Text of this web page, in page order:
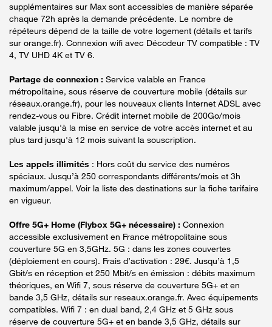
supplémentaires sur Max sont accessibles de manière séparée
chaque 72h après la demande précédente. Le nombre de
répéteurs dépend de la taille de votre logement (détails et tarifs
sur orange.fr). Connexion wifi avec Décodeur TV compatible : TV
4, TV UHD 4K et TV 6.
Partage de connexion : Service valable en France
métropolitaine, sous réserve de couverture mobile (détails sur
réseaux.orange.fr), pour les nouveaux clients Internet ADSL avec
rendez-vous ou Fibre. Crédit internet mobile de 200Go/mois
valable jusqu'à la mise en service de votre accès internet et au
plus tard jusqu'à 12 mois suivant la souscription.
Les appels illimités : Hors coût du service des numéros
spéciaux. Jusqu’à 250 correspondants différents/mois et 3h
maximum/appel. Voir la liste des destinations sur la fiche tarifaire
en vigueur.
Offre 5G+ Home (Flybox 5G+ nécessaire) : Connexion
accessible exclusivement en France métropolitaine sous
couverture 5G en 3,5GHz. 5G : dans les zones couvertes
(déploiement en cours). Frais d’activation : 29€. Jusqu’à 1,5
Gbit/s en réception et 250 Mbit/s en émission : débits maximum
théoriques, en Wifi 7, sous réserve de couverture 5G+ et en
bande 3,5 GHz, détails sur reseaux.orange.fr. Avec équipements
compatibles. Wifi 7 : en dual band, 2,4 GHz et 5 GHz sous
réserve de couverture 5G+ et en bande 3,5 GHz, détails sur